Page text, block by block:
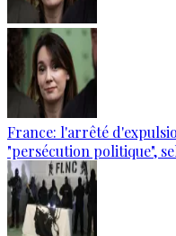
France: l'arrêté
"persécution politique",